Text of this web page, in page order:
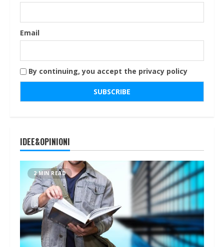
Email
By continuing, you accept the privacy policy
IDEE&OPINIONI
2 MIN READ